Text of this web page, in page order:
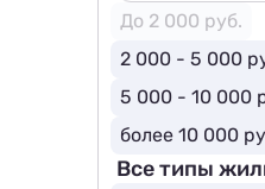
До 2 000 руб.
2 000 - 5 000
5 000 - 10 000
более 10 000
Все типы